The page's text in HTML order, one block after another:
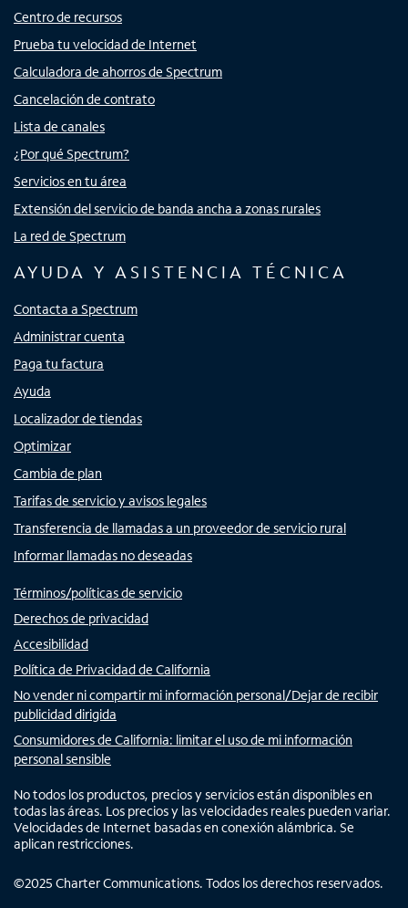
Centro de recursos
Prueba tu velocidad de Internet
Calculadora de ahorros de Spectrum
Cancelación de contrato
Lista de canales
¿Por qué Spectrum?
Servicios en tu área
Extensión del servicio de banda ancha a zonas rurales
La red de Spectrum
AYUDA Y ASISTENCIA TÉCNICA
Contacta a Spectrum
Administrar cuenta
Paga tu factura
Ayuda
Localizador de tiendas
Optimizar
Cambia de plan
Tarifas de servicio y avisos legales
Transferencia de llamadas a un proveedor de servicio rural
Informar llamadas no deseadas
Términos/políticas de servicio
Derechos de privacidad
Accesibilidad
Política de Privacidad de California
No vender ni compartir mi información personal/Dejar de recibir
publicidad dirigida
Consumidores de California: limitar el uso de mi información
personal sensible
No todos los productos, precios y servicios están disponibles en
todas las áreas. Los precios y las velocidades reales pueden variar.
Velocidades de Internet basadas en conexión alámbrica. Se
aplican restricciones.
©2025 Charter Communications. Todos los derechos reservados.